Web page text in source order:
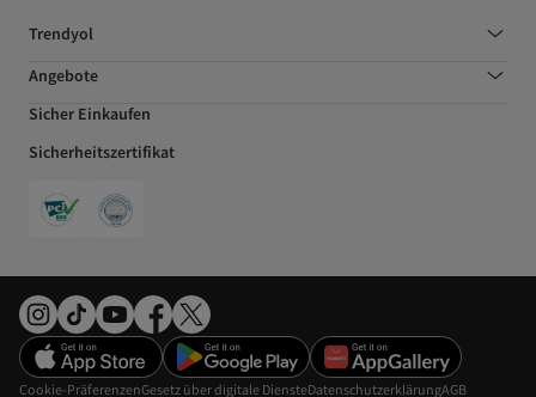
Trendyol
Angebote
Sicher Einkaufen
Sicherheitszertifikat
Cookie-PräferenzenGesetz über digitale DiensteDatenschutzerklärungAGB